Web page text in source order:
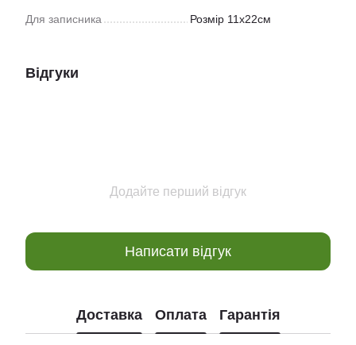
Для записника Розмір 11х22см
Відгуки
Додайте перший відгук
Написати відгук
Доставка Оплата Гарантія